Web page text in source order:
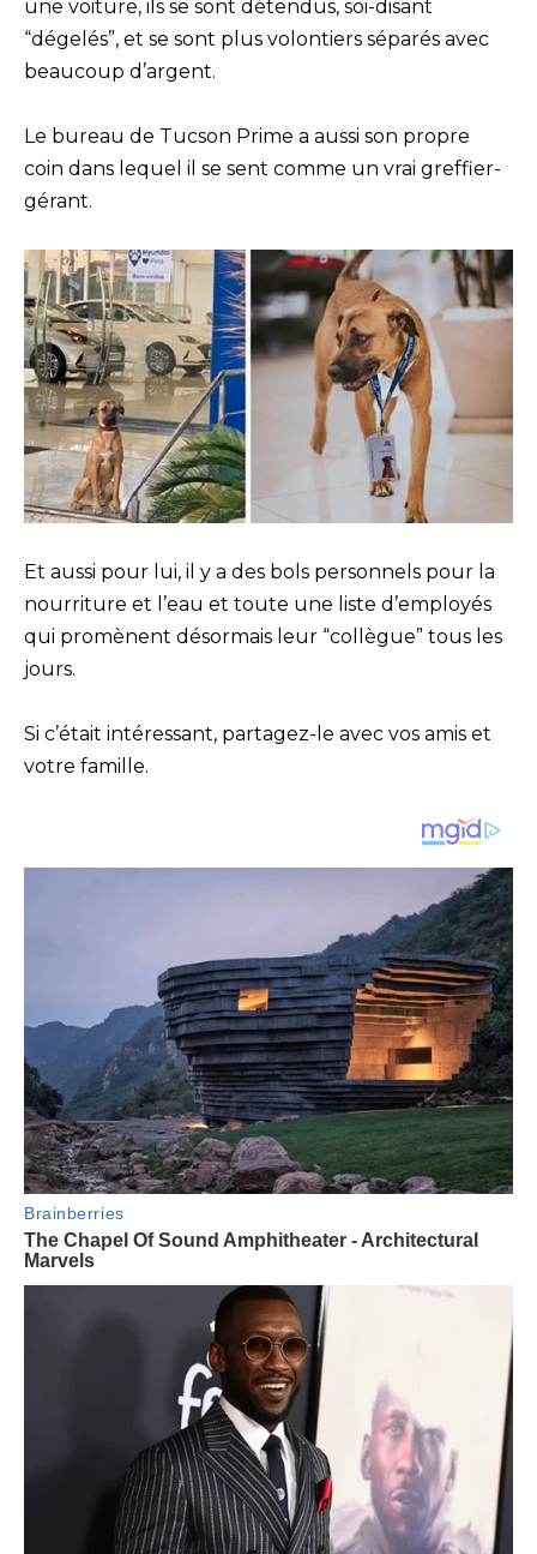
une voiture, ils se sont détendus, soi-disant
“dégelés”, et se sont plus volontiers séparés avec
beaucoup d’argent.
Le bureau de Tucson Prime a aussi son propre
coin dans lequel il se sent comme un vrai greffier-
gérant.
Et aussi pour lui, il y a des bols personnels pour la
nourriture et l’eau et toute une liste d’employés
qui promènent désormais leur “collègue” tous les
jours.
Si c’était intéressant, partagez-le avec vos amis et
votre famille.